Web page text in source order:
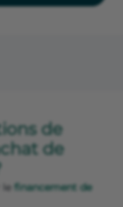
de
de
le financement de